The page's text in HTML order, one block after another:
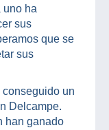
uno ha
sus
que se
sus
conseguido un
Delcampe.
han ganado